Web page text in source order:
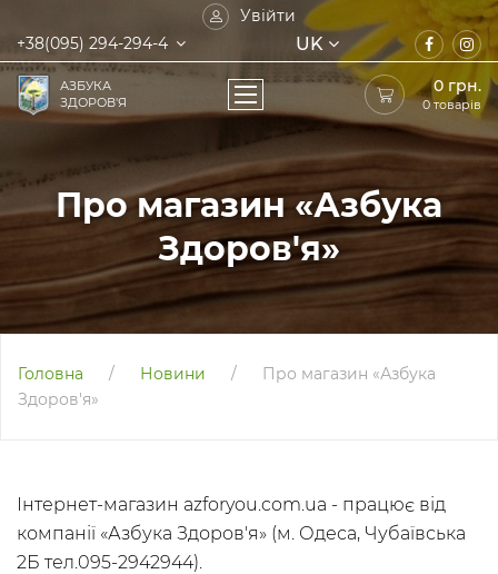
Увійти
+38(095) 294-294-4
UK
АЗБУКА
ЗДОРОВ'Я
0 грн.
0 товарів
Про магазин «Азбука
Здоров'я»
Головна / Новини /
Про магазин «Азбука
Здоров'я»
Інтернет-магазин azforyou.com.ua - працює від
компанії «Азбука Здоров'я» (м. Одеса, Чубаївська
2Б тел.095-2942944).